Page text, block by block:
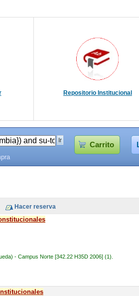
Repositorio Institucional
Carrito
- Campus Norte [342.22 H35D 2006] (1).